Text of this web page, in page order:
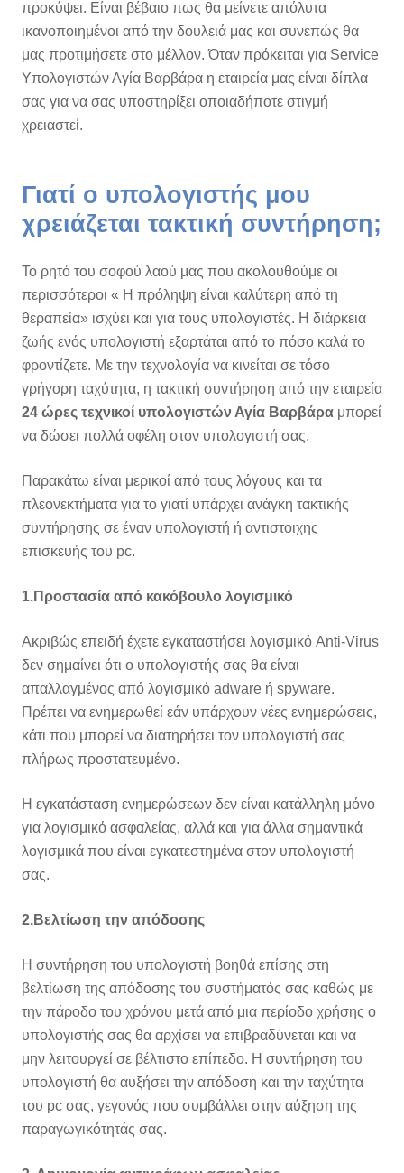
προκύψει. Είναι βέβαιο πως θα μείνετε απόλυτα
ικανοποιημένοι από την δουλειά μας και συνεπώς θα
μας προτιμήσετε στο μέλλον. Όταν πρόκειται για Service
Υπολογιστών Αγία Βαρβάρα η εταιρεία μας είναι δίπλα
σας για να σας υποστηρίξει οποιαδήποτε στιγμή
χρειαστεί.
Γιατί ο υπολογιστής μου
χρειάζεται τακτική συντήρηση;
Το ρητό του σοφού λαού μας που ακολουθούμε οι
περισσότεροι « Η πρόληψη είναι καλύτερη από τη
θεραπεία» ισχύει και για τους υπολογιστές. Η διάρκεια
ζωής ενός υπολογιστή εξαρτάται από το πόσο καλά το
φροντίζετε. Με την τεχνολογία να κινείται σε τόσο
γρήγορη ταχύτητα, η τακτική συντήρηση από την εταιρεία
24 ώρες τεχνικοί υπολογιστών Αγία Βαρβάρα μπορεί
να δώσει πολλά οφέλη στον υπολογιστή σας.
Παρακάτω είναι μερικοί από τους λόγους και τα
πλεονεκτήματα για το γιατί υπάρχει ανάγκη τακτικής
συντήρησης σε έναν υπολογιστή ή αντιστοιχης
επισκευής του pc.
1.Προστασία από κακόβουλο λογισμικό
Ακριβώς επειδή έχετε εγκαταστήσει λογισμικό Anti-Virus
δεν σημαίνει ότι ο υπολογιστής σας θα είναι
απαλλαγμένος από λογισμικό adware ή spyware.
Πρέπει να ενημερωθεί εάν υπάρχουν νέες ενημερώσεις,
κάτι που μπορεί να διατηρήσει τον υπολογιστή σας
πλήρως προστατευμένο.
Η εγκατάσταση ενημερώσεων δεν είναι κατάλληλη μόνο
για λογισμικό ασφαλείας, αλλά και για άλλα σημαντικά
λογισμικά που είναι εγκατεστημένα στον υπολογιστή
σας.
2.Βελτίωση την απόδοσης
Η συντήρηση του υπολογιστή βοηθά επίσης στη
βελτίωση της απόδοσης του συστήματός σας καθώς με
την πάροδο του χρόνου μετά από μια περίοδο χρήσης ο
υπολογιστής σας θα αρχίσει να επιβραδύνεται και να
μην λειτουργεί σε βέλτιστο επίπεδο. Η συντήρηση του
υπολογιστή θα αυξήσει την απόδοση και την ταχύτητα
του pc σας, γεγονός που συμβάλλει στην αύξηση της
παραγωγικότητάς σας.